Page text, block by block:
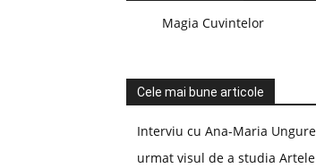
Magia Cuvintelor
Cele mai bune articole
Interviu cu Ana-Maria
urmat visul de a studia